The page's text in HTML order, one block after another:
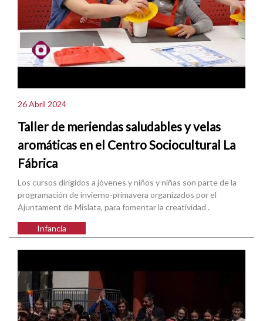
26 Abril 2024
Taller de meriendas saludables y velas
aromáticas en el Centro Sociocultural La
Fábrica
Los cursos dirigidos a jóvenes y niños y niñas son parte de la
programación de invierno-primavera organizados por el
Ajuntament de Mislata, para fomentar la creatividad .
Infancia